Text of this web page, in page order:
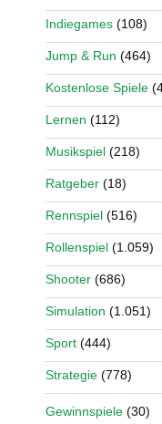
Indiegames (108)
Jump & Run (464)
Kostenlose Spiele
Lernen (112)
Musikspiel (218)
Ratgeber (18)
Rennspiel (516)
Rollenspiel (1.059)
Shooter (686)
Simulation (1.051)
Sport (444)
Strategie (778)
Gewinnspiele (30)